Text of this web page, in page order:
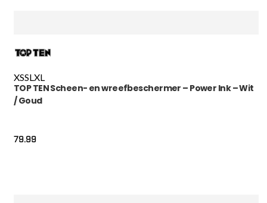
XSSLXL
TOP TEN Scheen- en wreefbeschermer – Power Ink – Wit
/ Goud
79.99